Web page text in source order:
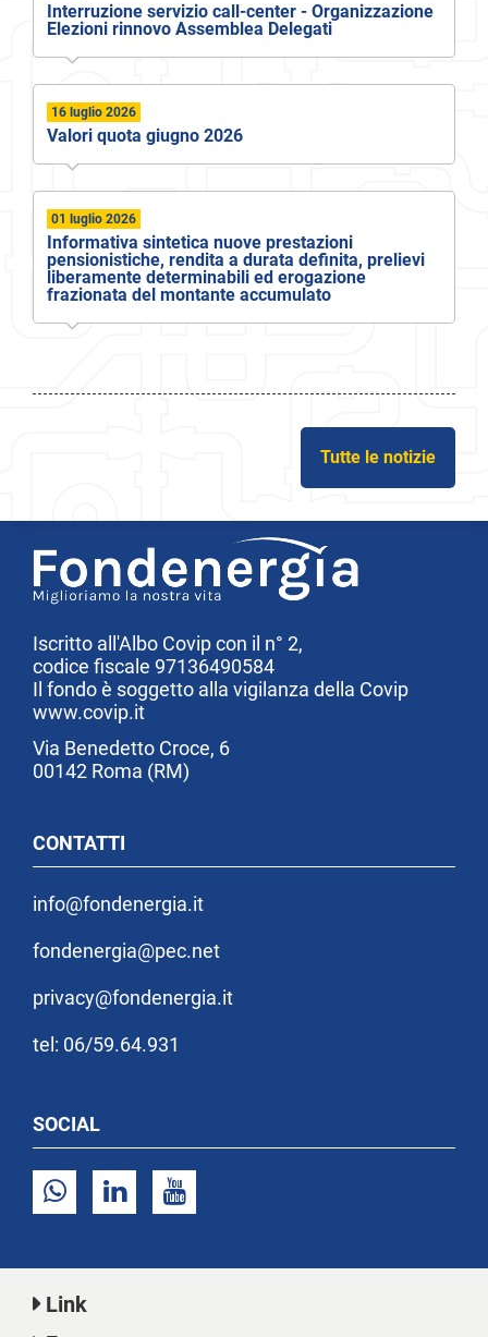
Interruzione servizio call-center - Organizzazione
Elezioni rinnovo Assemblea Delegati
16 luglio 2026
Valori quota giugno 2026
01 luglio 2026
Informativa sintetica nuove prestazioni
pensionistiche, rendita a durata definita, prelievi
liberamente determinabili ed erogazione
frazionata del montante accumulato
Tutte le notizie
Iscritto all'Albo Covip con il n° 2,
codice fiscale 97136490584
Il fondo è soggetto alla vigilanza della Covip
www.covip.it
Via Benedetto Croce, 6
00142 Roma (RM)
CONTATTI
info@fondenergia.it
fondenergia@pec.net
privacy@fondenergia.it
tel: 06/59.64.931
SOCIAL
Link